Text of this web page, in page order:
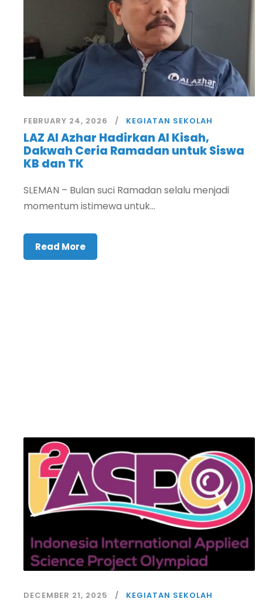
FEBRUARY 24, 2026 KEGIATAN SEKOLAH
LAZ Al Azhar Hadirkan Al Kisah,
Dakwah Ceria Ramadan untuk Siswa
KB dan TK
SLEMAN – Bulan suci Ramadan selalu menjadi
momentum istimewa untuk...
Read More
DECEMBER 21, 2025 KEGIATAN SEKOLAH